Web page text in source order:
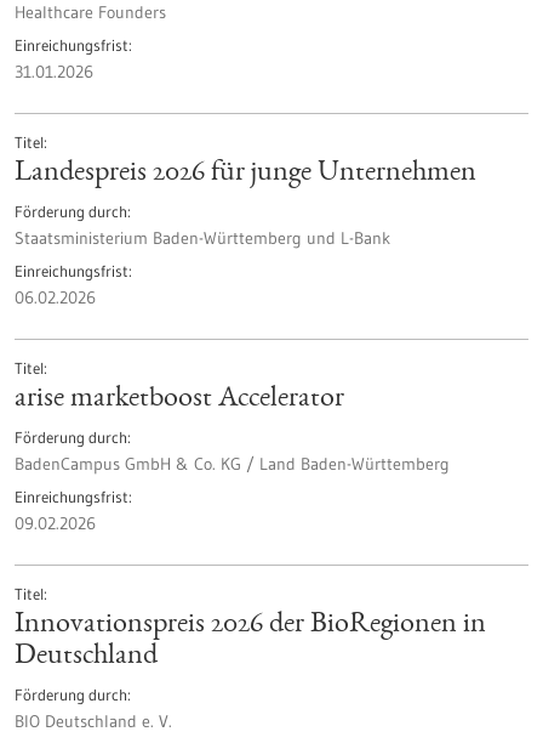
Healthcare Founders
Einreichungsfrist
31.01.2026
Titel
Landespreis 2026 für junge Unternehmen
Förderung durch
Staatsministerium Baden-Württemberg und L-Bank
Einreichungsfrist
06.02.2026
Titel
arise marketboost Accelerator
Förderung durch
BadenCampus GmbH & Co. KG / Land Baden-Württemberg
Einreichungsfrist
09.02.2026
Titel
Innovationspreis 2026 der BioRegionen in
Deutschland
Förderung durch
BIO Deutschland e. V.